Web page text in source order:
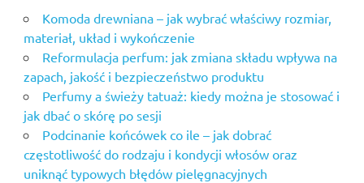
Komoda drewniana – jak wybrać właściwy rozmiar,
materiał, układ i wykończenie
Reformulacja perfum: jak zmiana składu wpływa na
zapach, jakość i bezpieczeństwo produktu
Perfumy a świeży tatuaż: kiedy można je stosować i
jak dbać o skórę po sesji
Podcinanie końcówek co ile – jak dobrać
częstotliwość do rodzaju i kondycji włosów oraz
uniknąć typowych błędów pielęgnacyjnych